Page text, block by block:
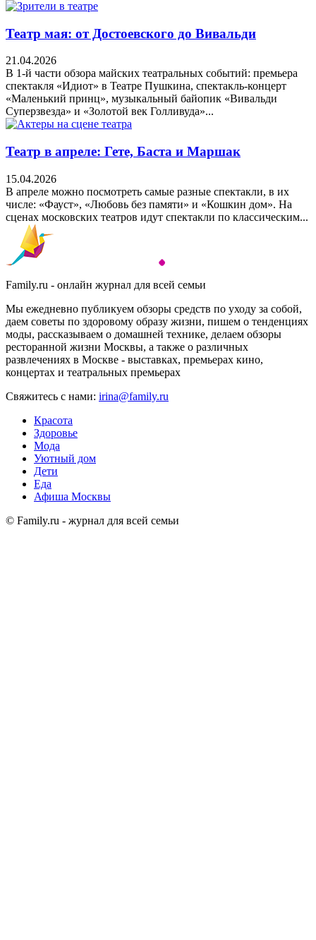
Театр мая: от Достоевского до Вивальди
21.04.2026
В 1-й части обзора майских театральных событий: премьера
спектакля «Идиот» в Театре Пушкина, спектакль-концерт
«Маленький принц», музыкальный байопик «Вивальди
Суперзвезда» и «Золотой век Голливуда»...
Театр в апреле: Гете, Баста и Маршак
15.04.2026
В апреле можно посмотреть самые разные спектакли, в их
числе: «Фауст», «Любовь без памяти» и «Кошкин дом». На
сценах московских театров идут спектакли по классическим...
Family.ru - онлайн журнал для всей семьи
Мы ежедневно публикуем обзоры средств по уходу за собой,
даем советы по здоровому образу жизни, пишем о тенденциях
моды, рассказываем о домашней технике, делаем обзоры
ресторанной жизни Москвы, а также о различных
развлечениях в Москве - выставках, премьерах кино,
концертах и театральных премьерах
Свяжитесь с нами: irina@family.ru
Красота
Здоровье
Мода
Уютный дом
Дети
Еда
Афиша Москвы
© Family.ru - журнал для всей семьи